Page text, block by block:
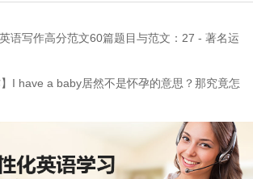
语写作高分范文60篇题目与范文：27 - 著名运
I have a baby居然不是怀孕的意思？那究竟怎